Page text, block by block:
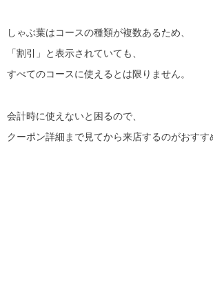
しゃぶ葉はコースの種類が複数あるため、
「割引」と表示されていても、
すべてのコースに使えるとは限りません。
会計時に使えないと困るので、
クーポン詳細まで見てから来店するのがおすす